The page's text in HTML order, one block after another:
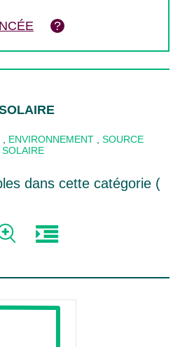
ENVIRONNEMENT
SOURCE
dans cette catégorie (